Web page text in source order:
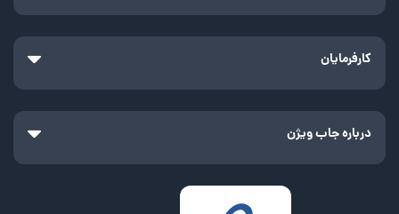
کارفرمایان
درباره جاب ویژن